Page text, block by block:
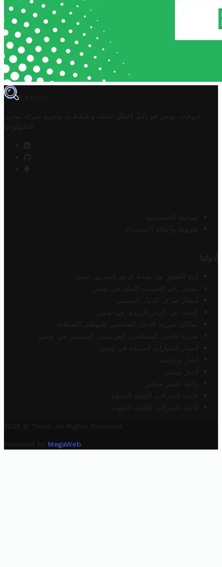
TROVIT
تروفيت تونس هو دليل أعمال تملكه وتحتفظ به وتديره
شركة مخزن
التكنولوجيا
سياسة الخصوصية
شروط وأحكام الاستخدام
أدواتنا
أداة التحقق من صحة الرقم الضريبي تونس
محول رقم الحساب الآيبان في تونس
أسعار صرف الدينار التونسي
البحث عن الرمز البريدي في تونس
محاكي ضريبة الدخل الشخصي للموظف/المتقاعد
ضريبة الدخل للمتقاعدين الفرنسيين المقيمين في تونس
أسعار السيارات الجديدة في تونس
أخبار تروفيت
أخبار تونس
رابط خلفي مجاني
قائمة الشركات الأهلية المحلية
قائمة الشركات الأهلية الجهوية
2025 © Trovit. All Rights Reserved.
Powered By MegaWeb